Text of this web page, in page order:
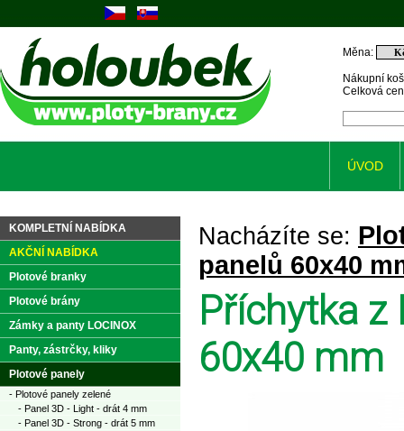
Nacházíte se:
panelů 60x40
Příchytka z
60x40 mm
KOMPLETNÍ NABÍDKA
AKČNÍ NABÍDKA
Plotové branky
Plotové brány
Zámky a panty LOCINOX
Panty, zástrčky, kliky
Plotové panely
- Plotové panely zelené
- Panel 3D - Light - drát 4 mm
- Panel 3D - Strong - drát 5 mm
Nákupní
Celková
Měna:
ÚVOD